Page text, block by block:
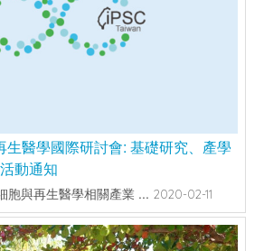
生醫學國際研討會: 基礎研究、產學
動通知
胞與再生醫學相關產業 ... 2020-02-11